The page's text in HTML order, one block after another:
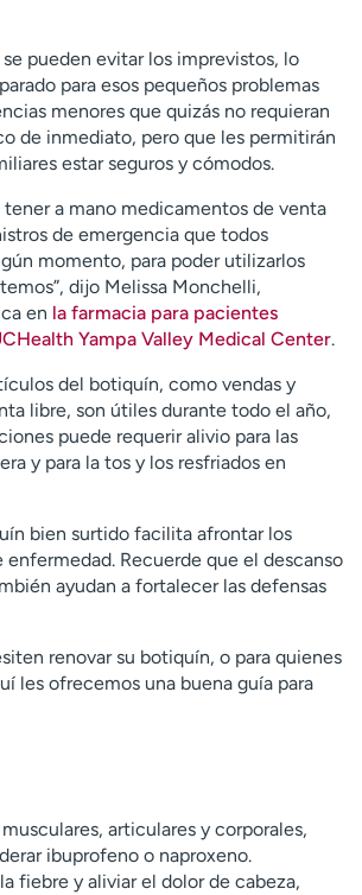
pueden evitar los imprevistos, lo
para esos pequeños problemas
menores que quizás no requieran
de inmediato, pero que les permitirán
estar seguros y cómodos.
tener a mano medicamentos de venta
de emergencia que todos
momento, para poder utilizarlos
dijo Melissa Monchelli,
en la farmacia para pacientes
Yampa Valley Medical Center.
del botiquín, como vendas y
libre, son útiles durante todo el año,
puede requerir alivio para las
y para la tos y los resfriados en
bien surtido facilita afrontar los
enfermedad. Recuerde que el descanso
ayudan a fortalecer las defensas
renovar su botiquín, o para quienes
les ofrecemos una buena guía para
musculares, articulares y corporales,
ibuprofeno o naproxeno.
fiebre y aliviar el dolor de cabeza,